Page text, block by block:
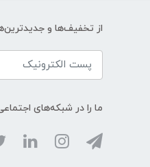
از تخفیف‌ها و
ما را در شبکه‌های